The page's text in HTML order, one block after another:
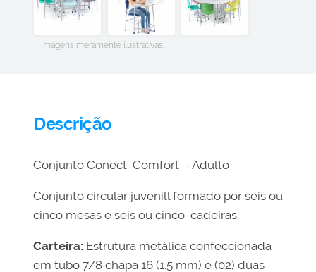
Imagens meramente ilustrativas.
Descrição
Conjunto Conect Comfort - Adulto
Conjunto circular juvenill formado por seis ou
cinco mesas e seis ou cinco cadeiras.
Carteira: Estrutura metálica confeccionada
em tubo 7/8 chapa 16 (1.5 mm) e (02) duas